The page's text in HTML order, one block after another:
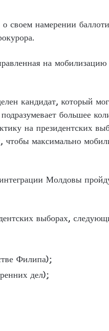
своем намерении
на
кандидат, который
большее
на президентских
максимально
Молдовы
выборах,
Филипа);
дел);